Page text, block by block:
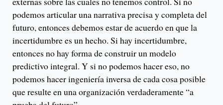
podemos articular una narrativa precisa y completa del
futuro, entonces debemos estar de acuerdo en que la
incertidumbre es un hecho. Si hay incertidumbre,
entonces no hay forma de construir un modelo
predictivo integral. Y si no podemos hacer eso, no
podemos hacer ingeniería inversa de cada cosa posible
que resulte en una organización verdaderamente “a